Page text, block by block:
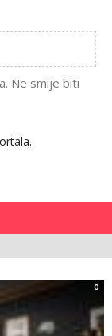
Ne smije biti
0